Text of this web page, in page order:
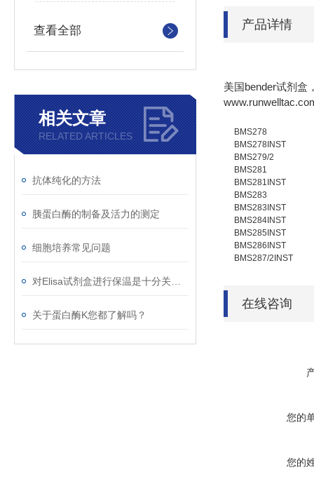
查看全部
相关文章
RELATED ARTICLES
抗体纯化的方法
胰蛋白酶的制备及活力的测定
细胞培养常见问题
关于蛋白酶K您都了解吗？
产品详情
美国bender试剂盒
BMS278
BMS278INST
BMS279/2
BMS281
BMS281INST
BMS283
BMS283INST
BMS284INST
BMS285INST
BMS286INST
BMS287/2INST
在线咨询
您的
您的